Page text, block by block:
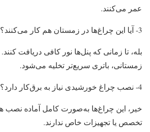
عمر می‌کنند.
3- آیا این چراغ‌ها در زمستان هم کار می‌کنند؟
بله، تا زمانی که پنل‌ها نور کافی دریافت
زمستانی، باتری سریع‌تر تخلیه می‌شود.
4- نصب چراغ خورشیدی نیاز به برق‌کار دارد؟
خیر، این چراغ‌ها به‌صورت کامل آماده نصب
تخصص یا تجهیزات خاص ندارند.